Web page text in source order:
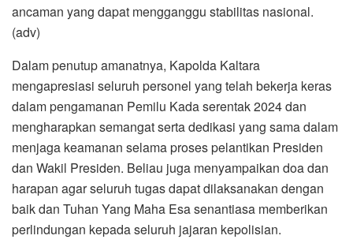
ancaman yang dapat mengganggu stabilitas nasional.
(adv)
Dalam penutup amanatnya, Kapolda Kaltara
mengapresiasi seluruh personel yang telah bekerja keras
dalam pengamanan Pemilu Kada serentak 2024 dan
mengharapkan semangat serta dedikasi yang sama dalam
menjaga keamanan selama proses pelantikan Presiden
dan Wakil Presiden. Beliau juga menyampaikan doa dan
harapan agar seluruh tugas dapat dilaksanakan dengan
baik dan Tuhan Yang Maha Esa senantiasa memberikan
perlindungan kepada seluruh jajaran kepolisian.